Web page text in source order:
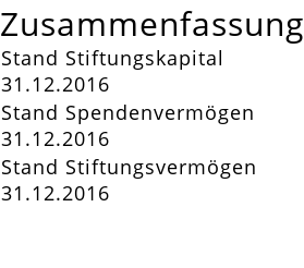
Zusammenfassung
Stand Stiftungskapital
31.12.2016
Stand Spendenvermögen
31.12.2016
Stand Stiftungsvermögen
31.12.2016